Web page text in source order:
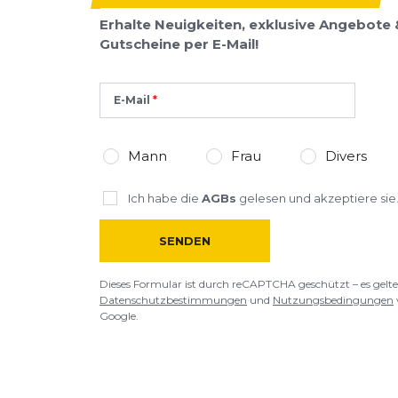
Rezension
Rezension
Erhalte Neuigkeiten, exklusive Angebote
Gutscheine per E-Mail!
E-Mail
Mann Frau Divers
Ich habe die AGBs gelesen und akzeptiere sie.
SENDEN
Dieses Formular ist durch reCAPTCHA geschützt – es
Datenschutzbestimmungen und Nutzungsbedingungen
Google.